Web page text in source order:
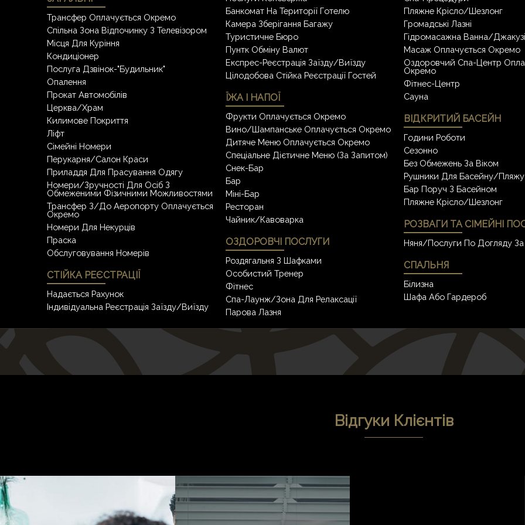
Трансфер Оплачується Окремо
Спільна Зона Відпочинку З Телевізором
Місця Для Куріння
Кондиціонер
Послуга Дзвінок-"будильник"
Опалення
Прокат Автомобілів
Церква/храм
Килимове Покриття
Ліфт
Сімейні Номери
Перукарня/Салон Краси
Приладдя Для Прасування Одягу
Номери/зручності Для Осіб З
Обмеженими Фізичними Можливостями
Трансфер З/до Аеропорту Оплачується
Окремо
Номери Для Некурців
Праска
Обслуговування Номерів
СТІЙКА РЕЄСТРАЦІЇ
Надається Рахунок
Індивідуальна Реєстрація Заїзду/виїзду
Банкомат На Території Готелю
Камера Зберігання Багажу
Туристичне Бюро
Пунтк Обміну Валют
Експрес-Реєстрація Заїзду/виїзду
Цілодобова Стійка Реєстрації Гостей
ЇЖА І НАПОЇ
Фрукти Оплачується Окремо
Вино/шампанське Оплачується Окремо
Дитяче Меню Оплачується Окремо
Спеціальне Дієтичне Меню (за Запитом)
Снек-Бар
Бар
Міні-Бар
Ресторан
Чайник/кавоварка
ОЗДОРОВЧІ ПОСЛУГИ
Роздягальня З Шафками
Особистий Тренер
Фітнес
Спа-Лаунж/зона Для Релаксації
Парова Лазня
Пляжне Крісло/шезлонг
Громадські Лазні
Гідромасажна Ванна/джакузі
Масаж Оплачується Окремо
Оздоровчий Спа-Центр
Окремо
Фітнес-Центр
Сауна
ВІДКРИТИЙ БАСЕЙН
Години Роботи
Сезонно
Без Обмежень За Віком
Рушники Для Басейну/пляжу
Бар Поруч З Басейном
Пляжне Крісло/шезлонг
РОЗВАГИ ТА СІМЕЙНІ
Няня/Послуги По Догляду За
СПАЛЬНЯ
Білизна
Шафа Або Гардероб
Відгуки Клієнтів